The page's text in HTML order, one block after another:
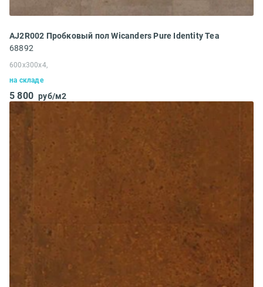
AJ2R002 Пробковый пол Wicanders Pure Identity Tea
68892
600x300x4,
на складе
5 800 руб/м2